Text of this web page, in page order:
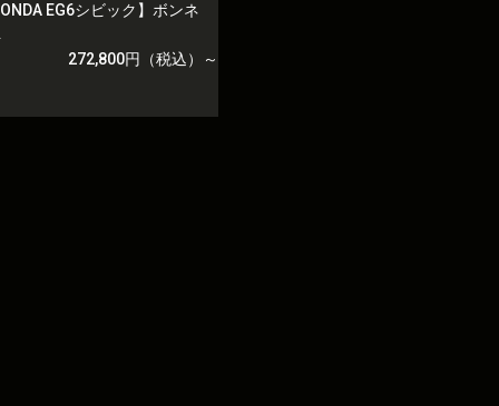
EG6シビック】ボンネ
272,800円（税込）～